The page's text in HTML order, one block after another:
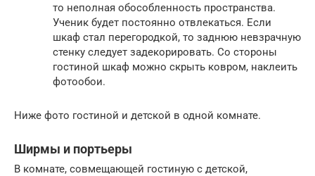
то неполная обособленность пространства.
Ученик будет постоянно отвлекаться. Если
шкаф стал перегородкой, то заднюю невзрачную
стенку следует задекорировать. Со стороны
гостиной шкаф можно скрыть ковром, наклеить
фотообои.
Ниже фото гостиной и детской в одной комнате.
Ширмы и портьеры
В комнате, совмещающей гостиную с детской,